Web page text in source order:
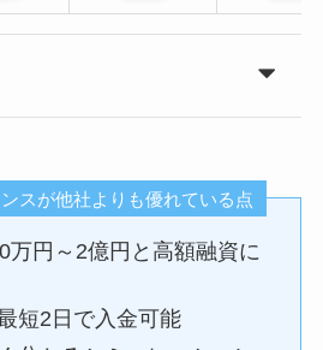
スが他社よりも優れている点
万円～2億円と高額融資に
短2日で入金可能